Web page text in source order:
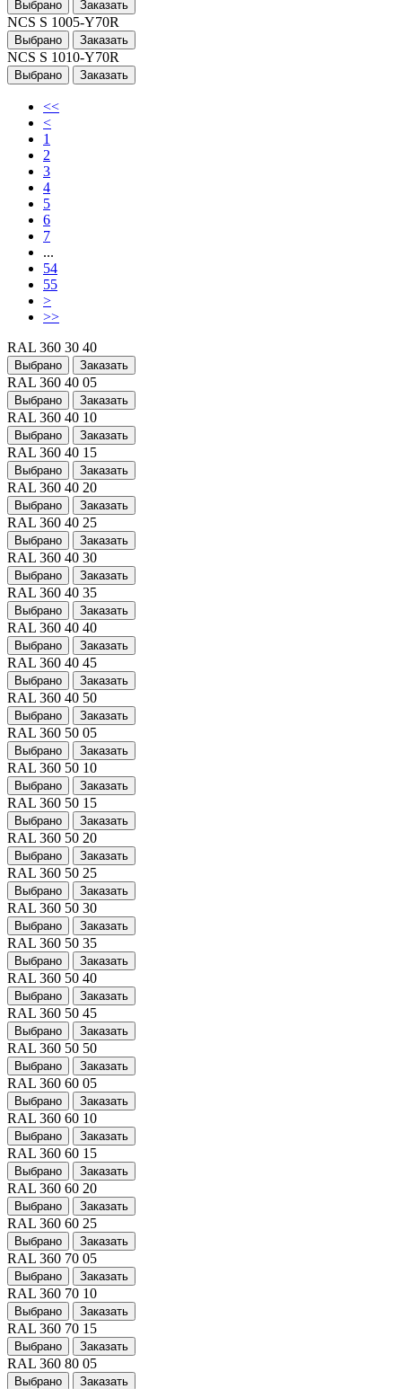
Выбрано Заказать
NCS S 1005-Y70R
Выбрано Заказать
NCS S 1010-Y70R
Выбрано Заказать
<<
<
1
2
3
4
5
6
7
...
54
55
>
>>
RAL 360 30 40
Выбрано Заказать
RAL 360 40 05
Выбрано Заказать
RAL 360 40 10
Выбрано Заказать
RAL 360 40 15
Выбрано Заказать
RAL 360 40 20
Выбрано Заказать
RAL 360 40 25
Выбрано Заказать
RAL 360 40 30
Выбрано Заказать
RAL 360 40 35
Выбрано Заказать
RAL 360 40 40
Выбрано Заказать
RAL 360 40 45
Выбрано Заказать
RAL 360 40 50
Выбрано Заказать
RAL 360 50 05
Выбрано Заказать
RAL 360 50 10
Выбрано Заказать
RAL 360 50 15
Выбрано Заказать
RAL 360 50 20
Выбрано Заказать
RAL 360 50 25
Выбрано Заказать
RAL 360 50 30
Выбрано Заказать
RAL 360 50 35
Выбрано Заказать
RAL 360 50 40
Выбрано Заказать
RAL 360 50 45
Выбрано Заказать
RAL 360 50 50
Выбрано Заказать
RAL 360 60 05
Выбрано Заказать
RAL 360 60 10
Выбрано Заказать
RAL 360 60 15
Выбрано Заказать
RAL 360 60 20
Выбрано Заказать
RAL 360 60 25
Выбрано Заказать
RAL 360 70 05
Выбрано Заказать
RAL 360 70 10
Выбрано Заказать
RAL 360 70 15
Выбрано Заказать
RAL 360 80 05
Выбрано Заказать